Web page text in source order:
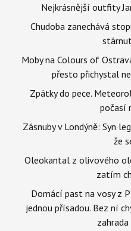
Nejkrásnější outfity
Chudoba zanechává
Moby na Colours of
přesto přichystal
Zpátky do pece.
počasí
Zásnuby v Londýně: Syn
že
Oleokantal z olivového
zatím
Domácí past na vosy z
jednou přísadou. Bez ní